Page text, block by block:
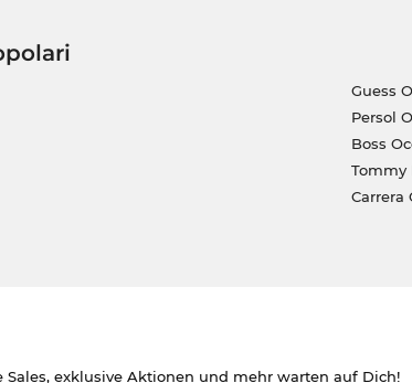
Guess
Persol
Boss
Tommy
Carrera
exklusive Aktionen und mehr warten auf Dich!